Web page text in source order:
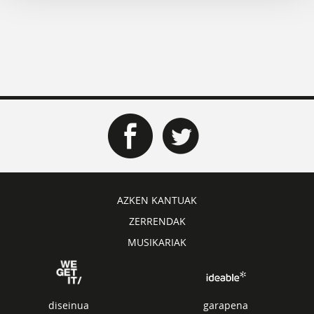
AZKEN KANTUAK
ZERRENDAK
MUSIKARIAK
diseinua garapena